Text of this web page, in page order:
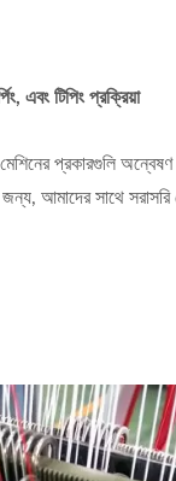
এবং টিপিং প্রক্রিয়া
প্রকারগুলি
আমাদের সাথে